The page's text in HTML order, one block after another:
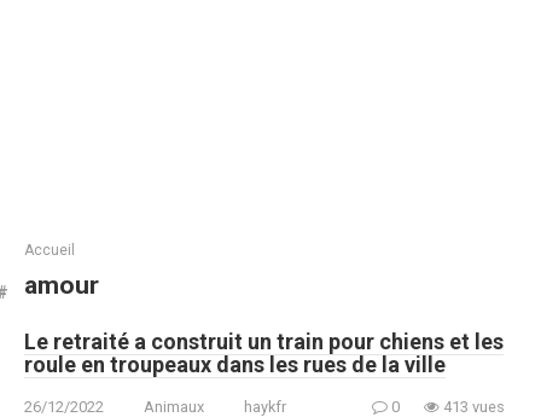
Accueil
amour
Le retraité a construit un train pour chiens et les
roule en troupeaux dans les rues de la ville
26/12/2022 Animaux haykfr 0 413 vues